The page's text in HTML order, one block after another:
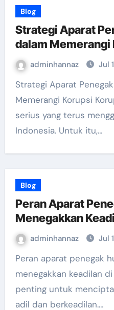
Blog
Strategi Aparat
dalam Memerangi
adminhannaz Jul
Strategi Aparat Penegak Hukum dalam
Memerangi Korupsi
serius yang terus
Indonesia. Untuk itu,…
Blog
Peran Aparat
Menegakkan
adminhannaz Jul
Peran aparat penegak hukum dalam
menegakkan keadilan
penting untuk
adil dan berkeadilan.…